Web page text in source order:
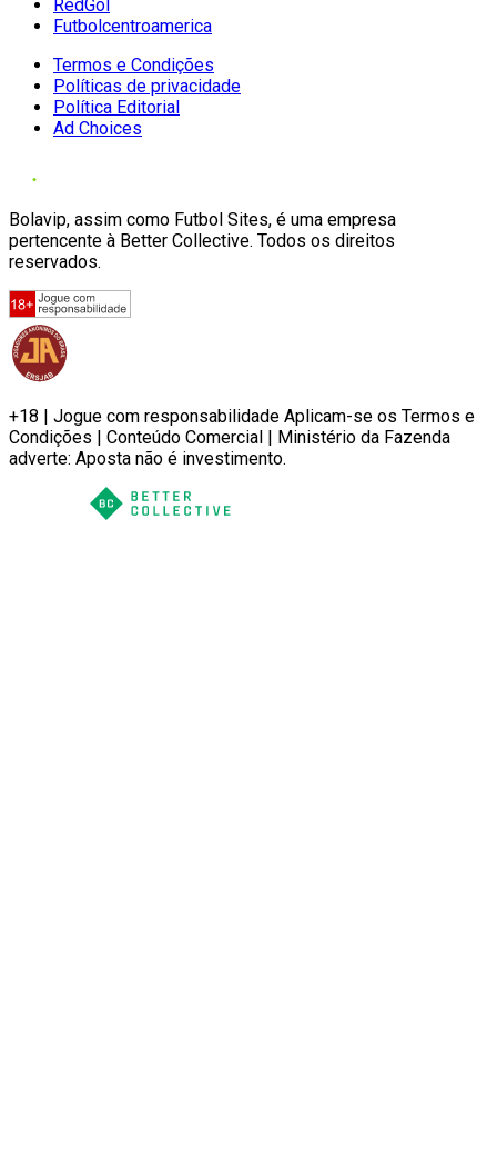
RedGol
Futbolcentroamerica
Termos e Condições
Políticas de privacidade
Política Editorial
Ad Choices
Bolavip, assim como Futbol Sites, é uma empresa
pertencente à Better Collective. Todos os direitos
reservados.
+18 | Jogue com responsabilidade Aplicam-se os Termos e
Condições | Conteúdo Comercial | Ministério da Fazenda
adverte: Aposta não é investimento.